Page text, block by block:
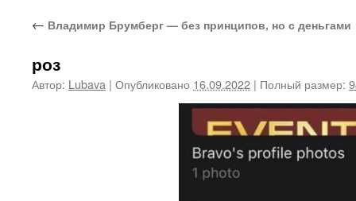
← Владимир Брумберг — без принципов, но с деньгами
роз
Автор: Lubava | Опубликовано 16.09.2022 | Полный размер: